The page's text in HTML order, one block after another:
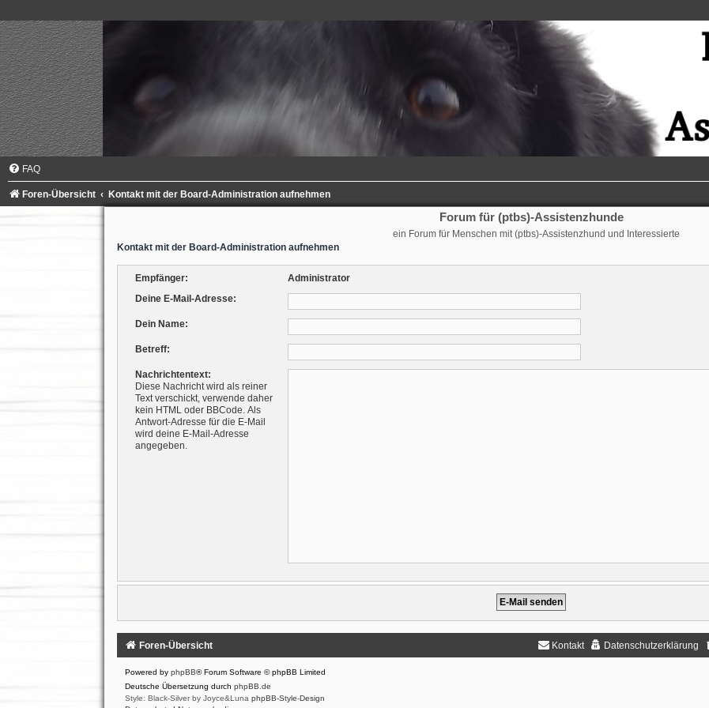
FAQ
Foren-Übersicht Kontakt mit der Board-Administration aufnehmen
Forum für (ptbs)-Assistenzhunde
ein Forum für Menschen mit (ptbs)-Assistenzhund und Interessierte
Kontakt mit der Board-Administration aufnehmen
Empfänger:
Administrator
Deine E-Mail-Adresse:
Dein Name:
Betreff:
Nachrichtentext:
Diese Nachricht wird als reiner
Text verschickt, verwende daher
kein HTML oder BBCode. Als
Antwort-Adresse für die E-Mail
wird deine E-Mail-Adresse
angegeben.
Foren-Übersicht Datenschutzerklärung
Kontakt
Powered by phpBB® Forum Software © phpBB Limited
Deutsche Übersetzung durch phpBB.de
Style: Black-Silver by Joyce&Luna phpBB-Style-Design